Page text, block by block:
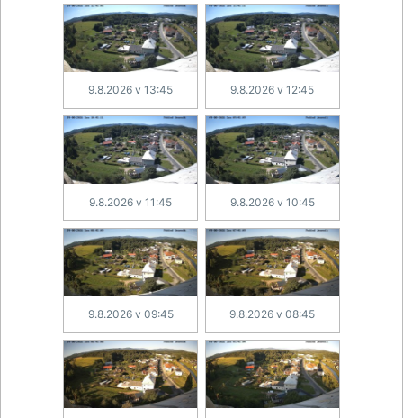
9.8.2026 v 13:45 9.8.2026 v 12:45
9.8.2026 v 11:45 9.8.2026 v 10:45
9.8.2026 v 09:45 9.8.2026 v 08:45